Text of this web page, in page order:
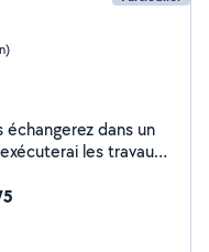
dans un
les travaux.
à la satisfaction
Je me ferai un
surtout pas à me